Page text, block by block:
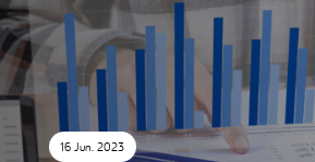
16 Jun. 2023